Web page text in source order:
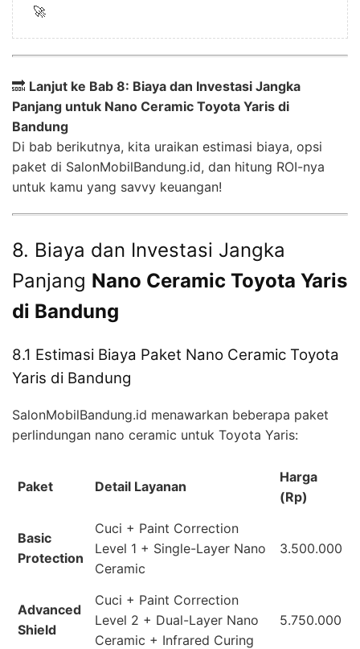
🚀
🔜 Lanjut ke Bab 8: Biaya dan Investasi Jangka
Panjang untuk Nano Ceramic Toyota Yaris di
Bandung
Di bab berikutnya, kita uraikan estimasi biaya, opsi
paket di SalonMobilBandung.id, dan hitung ROI-nya
untuk kamu yang savvy keuangan!
8. Biaya dan Investasi Jangka
Panjang Nano Ceramic Toyota Yaris
di Bandung
8.1 Estimasi Biaya Paket Nano Ceramic Toyota
Yaris di Bandung
SalonMobilBandung.id menawarkan beberapa paket
perlindungan nano ceramic untuk Toyota Yaris:
Paket Detail Layanan
Harga
(Rp)
Basic
Protection
Cuci + Paint Correction
Level 1 + Single-Layer Nano
Ceramic
3.500.000
Advanced
Shield
Cuci + Paint Correction
Level 2 + Dual-Layer Nano
Ceramic + Infrared Curing
5.750.000